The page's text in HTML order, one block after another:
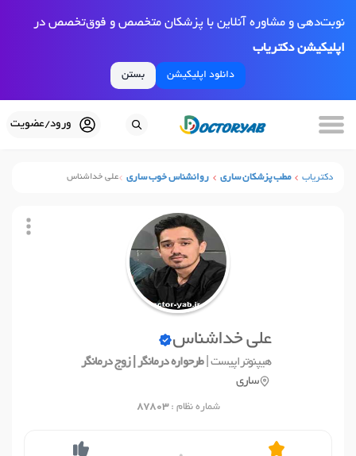
نوبت‌دهی و مشاوره آنلاین با پزشکان متخصص و فوق‌تخصص در
اپلیکیشن دکتریاب
دانلود اپلیکیشن بستن
ورود/عضویت
دکتریاب مطب پزشکان ساری روانشناس خوب ساری علی خداشناس
علی خداشناس
هیپنوتراپیست |طرحواره درمانگر | زوج‌ درمانگر
ساری
شماره نظام :87803